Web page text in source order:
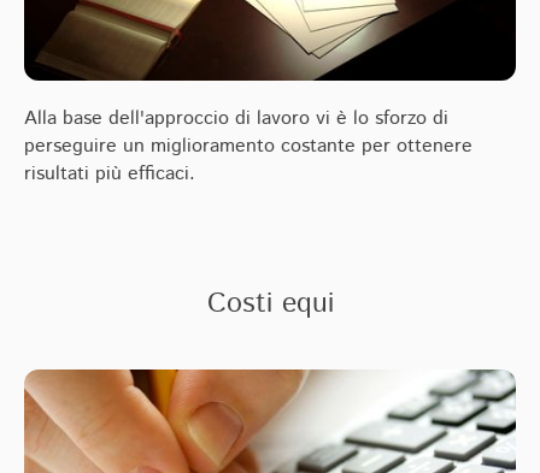
Alla base dell'approccio di lavoro vi è lo sforzo di
perseguire un miglioramento costante per ottenere
risultati più efficaci.
Costi equi